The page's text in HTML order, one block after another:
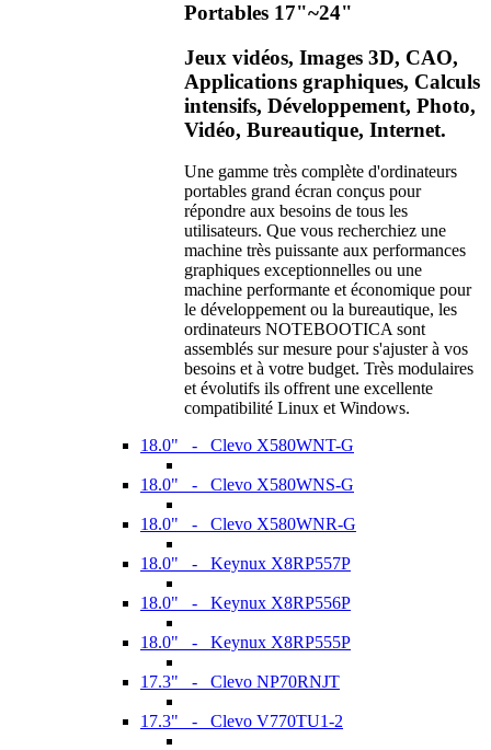
Portables 17"~24"
Jeux vidéos, Images 3D, CAO,
Applications graphiques, Calculs
intensifs, Développement, Photo,
Vidéo, Bureautique, Internet.
Une gamme très complète d'ordinateurs
portables grand écran conçus pour
répondre aux besoins de tous les
utilisateurs. Que vous recherchiez une
machine très puissante aux performances
graphiques exceptionnelles ou une
machine performante et économique pour
le développement ou la bureautique, les
ordinateurs NOTEBOOTICA sont
assemblés sur mesure pour s'ajuster à vos
besoins et à votre budget. Très modulaires
et évolutifs ils offrent une excellente
compatibilité Linux et Windows.
18.0" - Clevo X580WNT-G
18.0" - Clevo X580WNS-G
18.0" - Clevo X580WNR-G
18.0" - Keynux X8RP557P
18.0" - Keynux X8RP556P
18.0" - Keynux X8RP555P
17.3" - Clevo NP70RNJT
17.3" - Clevo V770TU1-2